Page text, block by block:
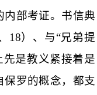
内部考证。书信典
18）、与“兄弟提
是教义紧接着是
保罗的概念，都支